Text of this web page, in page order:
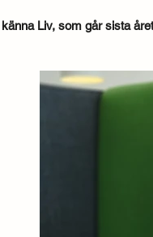
känna Liv, som går sista